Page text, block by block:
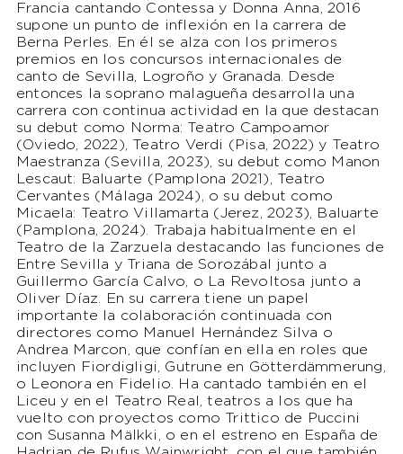
Francia cantando Contessa y Donna Anna, 2016
supone un punto de inflexión en la carrera de
Berna Perles. En él se alza con los primeros
premios en los concursos internacionales de
canto de Sevilla, Logroño y Granada. Desde
entonces la soprano malagueña desarrolla una
carrera con continua actividad en la que destacan
su debut como Norma: Teatro Campoamor
(Oviedo, 2022), Teatro Verdi (Pisa, 2022) y Teatro
Maestranza (Sevilla, 2023), su debut como Manon
Lescaut: Baluarte (Pamplona 2021), Teatro
Cervantes (Málaga 2024), o su debut como
Micaela: Teatro Villamarta (Jerez, 2023), Baluarte
(Pamplona, 2024). Trabaja habitualmente en el
Teatro de la Zarzuela destacando las funciones de
Entre Sevilla y Triana de Sorozábal junto a
Guillermo García Calvo, o La Revoltosa junto a
Oliver Díaz. En su carrera tiene un papel
importante la colaboración continuada con
directores como Manuel Hernández Silva o
Andrea Marcon, que confían en ella en roles que
incluyen Fiordigligi, Gutrune en Götterdämmerung,
o Leonora en Fidelio. Ha cantado también en el
Liceu y en el Teatro Real, teatros a los que ha
vuelto con proyectos como Trittico de Puccini
con Susanna Mälkki, o en el estreno en España de